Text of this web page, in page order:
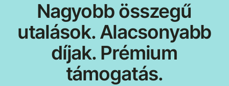
Nagyobb összegű
utalások. Alacsonyabb
díjak. Prémium
támogatás.